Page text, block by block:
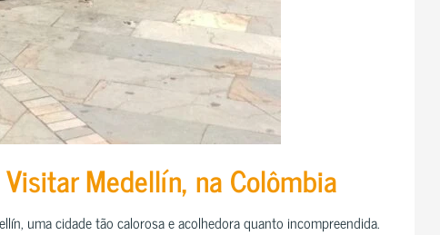
Medellín, na Colômbia
uma cidade tão calorosa e acolhedora quanto incompreendida.